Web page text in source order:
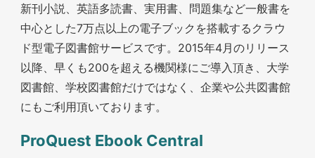
新刊小説、英語多読書、実用書、問題集など一般書を
中心とした7万点以上の電子ブックを搭載するクラウ
ド型電子図書館サービスです。2015年4月のリリース
以降、早くも200を超える機関様にご導入頂き、大学
図書館、学校図書館だけではなく、企業や公共図書館
にもご利用頂いております。
ProQuest Ebook Central